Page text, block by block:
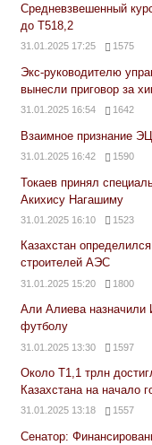
Средневзвешенный
до Т518,2
31.01.2025 17:25 1575
Экс-руководителю
вынесли приговор за
31.01.2025 16:54 1642
Взаимное признание
31.01.2025 16:42 1590
Токаев принял
Акихису Нагашиму
31.01.2025 16:10 1523
Казахстан
строителей АЭС
31.01.2025 15:20 1800
Али Алиева назначили
футболу
31.01.2025 13:30 1597
Около Т1,1 трлн
Казахстана на начало
31.01.2025 13:18 1557
Сенатор: